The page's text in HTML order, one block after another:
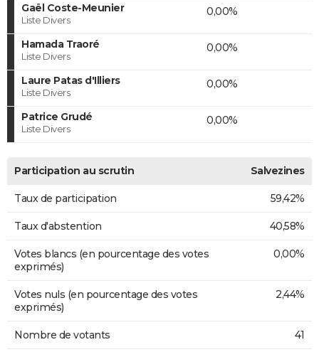
Gaël Coste-Meunier
Liste Divers
0,00%
Hamada Traoré
Liste Divers
0,00%
Laure Patas d'Illiers
Liste Divers
0,00%
Patrice Grudé
Liste Divers
0,00%
Participation au scrutin Salvezines
Taux de participation 59,42%
Taux d'abstention 40,58%
Votes blancs (en pourcentage des votes
exprimés)
0,00%
Votes nuls (en pourcentage des votes
exprimés)
2,44%
Nombre de votants 41